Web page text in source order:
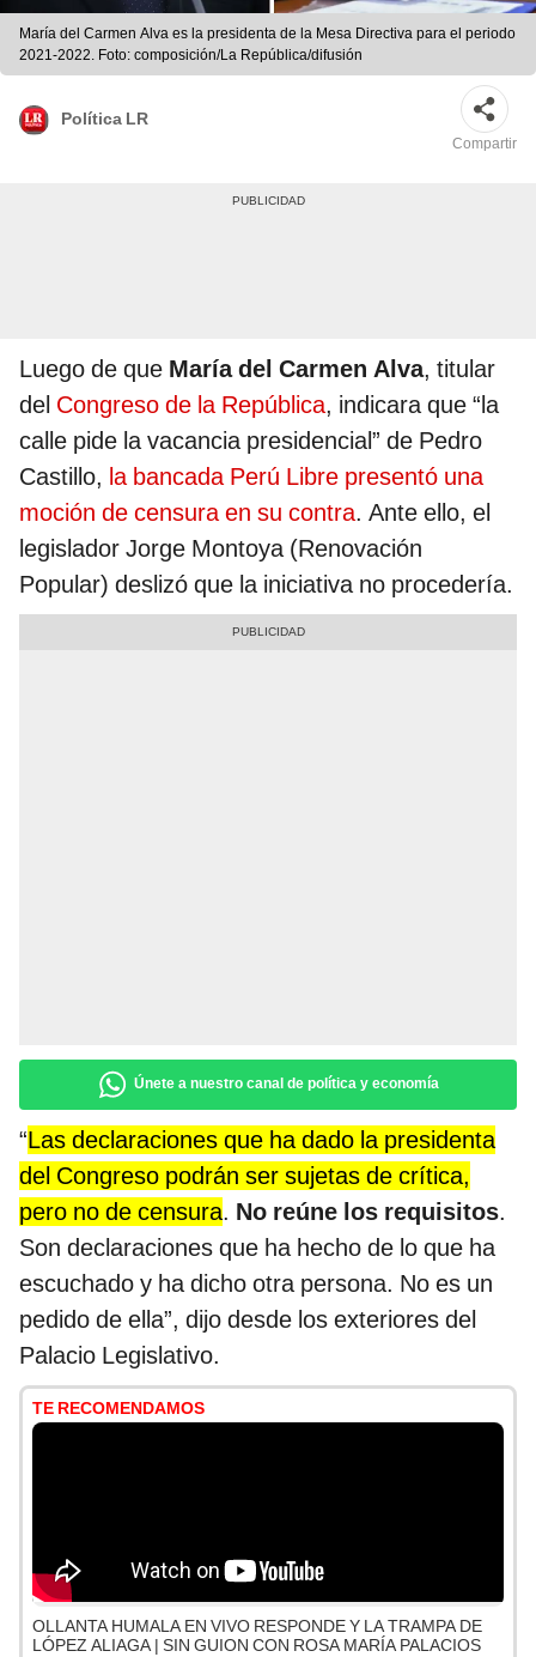
María del Carmen Alva es la presidenta de la Mesa Directiva para el periodo
2021-2022. Foto: composición/La República/difusión
Política LR
Compartir
Luego de que María del Carmen Alva, titular
del Congreso de la República, indicara que “la
calle pide la vacancia presidencial” de Pedro
Castillo, la bancada Perú Libre presentó una
moción de censura en su contra. Ante ello, el
legislador Jorge Montoya (Renovación
Popular) deslizó que la iniciativa no procedería.
Únete a nuestro canal de política y economía
“Las declaraciones que ha dado la presidenta
del Congreso podrán ser sujetas de crítica,
pero no de censura. No reúne los requisitos.
Son declaraciones que ha hecho de lo que ha
escuchado y ha dicho otra persona. No es un
pedido de ella”, dijo desde los exteriores del
Palacio Legislativo.
TE RECOMENDAMOS
OLLANTA HUMALA EN VIVO RESPONDE Y LA TRAMPA DE
LÓPEZ ALIAGA | SIN GUION CON ROSA MARÍA PALACIOS